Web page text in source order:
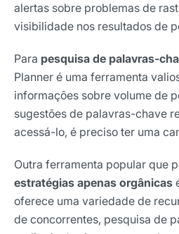
alertas sobre problemas de
visibilidade nos resultados de
Para pesquisa de palavras-
Planner é uma ferramenta
informações sobre volume de
sugestões de palavras-chave
acessá-lo, é preciso ter uma
Outra ferramenta popular que
estratégias apenas orgânicas
oferece uma variedade de
de concorrentes, pesquisa de